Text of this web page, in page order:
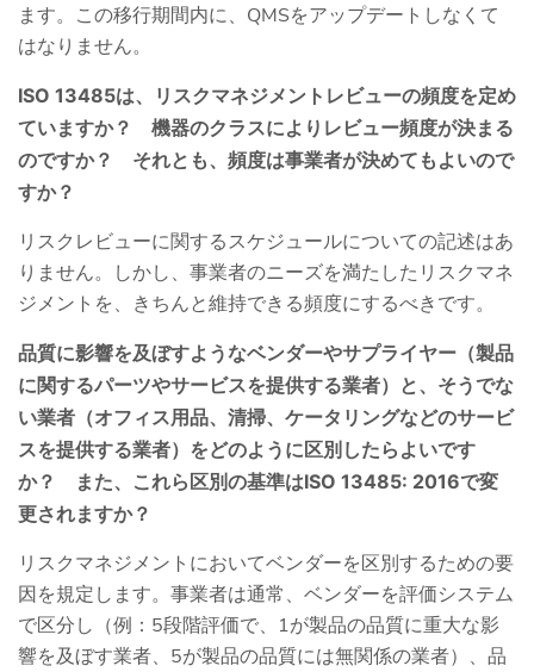
ます。この移行期間内に、QMSをアップデートしなくて
はなりません。
ISO 13485は、リスクマネジメントレビューの頻度を定め
ていますか？ 機器のクラスによりレビュー頻度が決まる
のですか？ それとも、頻度は事業者が決めてもよいので
すか？
リスクレビューに関するスケジュールについての記述はあ
りません。しかし、事業者のニーズを満たしたリスクマネ
ジメントを、きちんと維持できる頻度にするべきです。
品質に影響を及ぼすようなベンダーやサプライヤー（製品
に関するパーツやサービスを提供する業者）と、そうでな
い業者（オフィス用品、清掃、ケータリングなどのサービ
スを提供する業者）をどのように区別したらよいです
か？ また、これら区別の基準はISO 13485: 2016で変
更されますか？
リスクマネジメントにおいてベンダーを区別するための要
因を規定します。事業者は通常、ベンダーを評価システム
で区分し（例：5段階評価で、1が製品の品質に重大な影
響を及ぼす業者、5が製品の品質には無関係の業者）、品